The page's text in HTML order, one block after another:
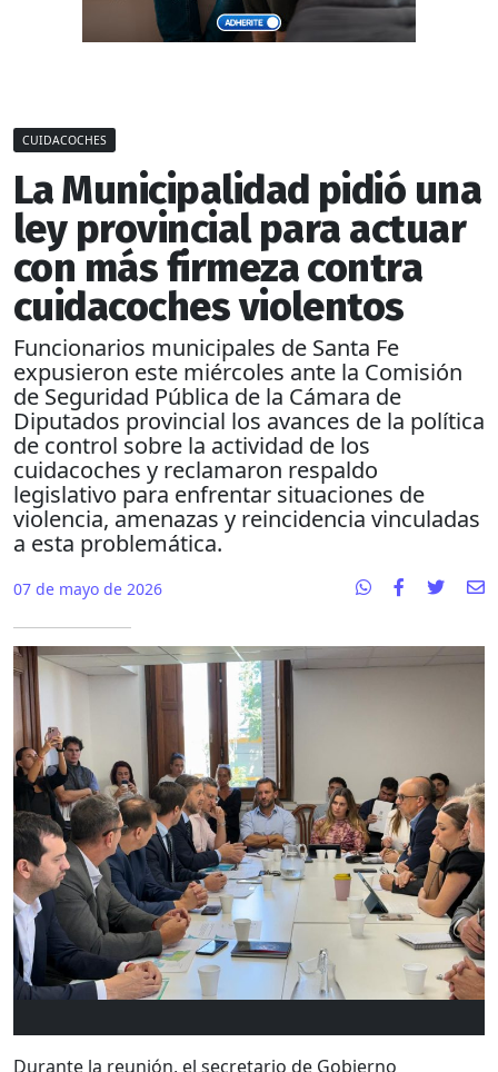
CUIDACOCHES
La Municipalidad pidió una
ley provincial para actuar
con más firmeza contra
cuidacoches violentos
Funcionarios municipales de Santa Fe
expusieron este miércoles ante la Comisión
de Seguridad Pública de la Cámara de
Diputados provincial los avances de la política
de control sobre la actividad de los
cuidacoches y reclamaron respaldo
legislativo para enfrentar situaciones de
violencia, amenazas y reincidencia vinculadas
a esta problemática.
07 de mayo de 2026
Durante la reunión, el secretario de Gobierno